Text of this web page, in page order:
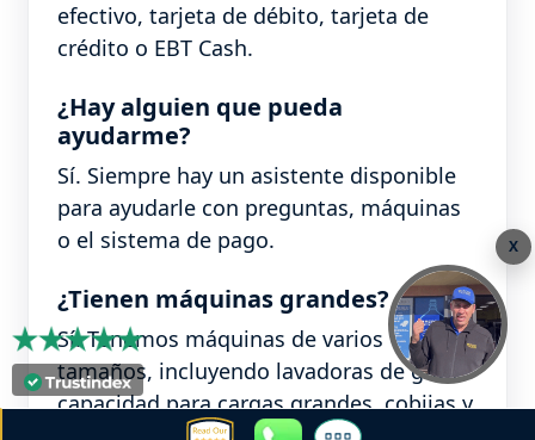
efectivo, tarjeta de débito, tarjeta de
crédito o EBT Cash.
¿Hay alguien que pueda
ayudarme?
Sí. Siempre hay un asistente disponible
para ayudarle con preguntas, máquinas
o el sistema de pago.
¿Tienen máquinas grandes?
Sí. Tenemos máquinas de varios
tamaños, incluyendo lavadoras de gran
capacidad para cargas grandes, cobijas y
X